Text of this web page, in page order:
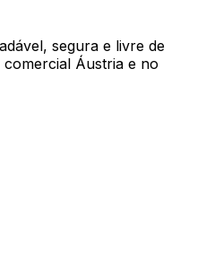
segura e livre de
Áustria e no